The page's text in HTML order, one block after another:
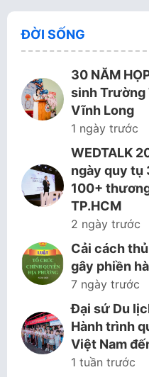
ĐỜI SỐNG
30 NĂM
sinh Trường
Vĩnh Long
1 ngày trước
WEDTALK
ngày quy tụ
100+
TP.HCM
2 ngày trước
Cải cách
gây phiền
7 ngày trước
Đại sứ Du
Hành trình
Việt Nam
1 tuần trước